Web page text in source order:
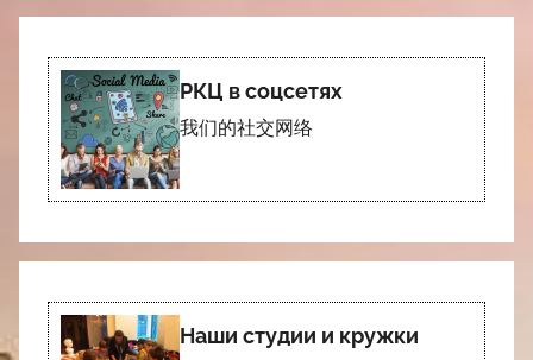
РКЦ в соцсетях
我们的社交网络
Наши студии и кружки